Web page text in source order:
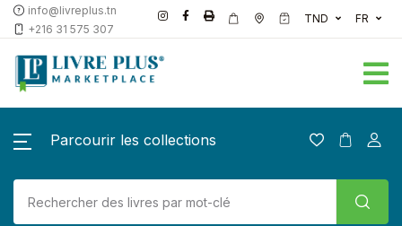
info@livreplus.tn
+216 31 575 307
TND FR
Parcourir les collections